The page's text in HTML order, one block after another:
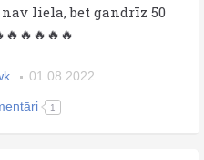
liela, bet gandrīz 50
01.08.2022
1